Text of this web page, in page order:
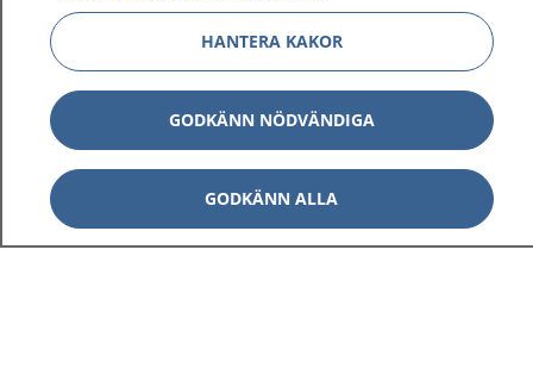
HANTERA KAKOR
GODKÄNN NÖDVÄNDIGA
GODKÄNN ALLA